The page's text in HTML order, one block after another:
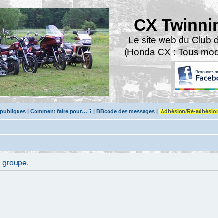
CX
Le site web du Club
(Honda CX : Tous
| Comment faire pour… ? | BBcode des messages | Adhésion/Ré-
groupe.